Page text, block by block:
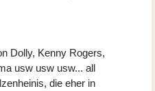
Dolly, Kenny Rogers,
usw usw usw... all
die eher in